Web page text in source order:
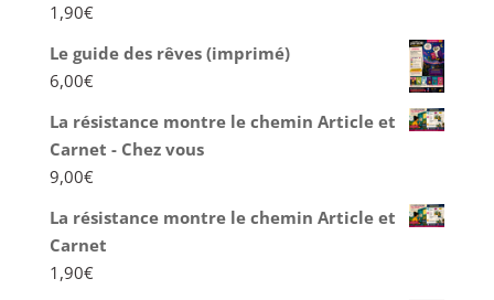
1,90€
Le guide des rêves (imprimé)
6,00€
La résistance montre le chemin Article et
Carnet - Chez vous
9,00€
La résistance montre le chemin Article et
Carnet
1,90€